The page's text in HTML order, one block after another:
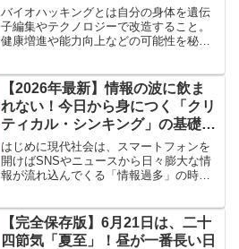
から最新技術まで
バイオハッキングとは自分の身体を遺伝
子編集やテクノロジーで改造すること。
健康増進や能力向上などの可能性を秘め
【2026年最新】情報の波に飲ま
れない！今日から身につく「クリ
ティカル・シンキング」の基礎と
実践法
はじめに現代社会は、スマートフォンを
開けばSNSやニュースから日々膨大な情
報が流れ込んでくる「情報過多」の時代
のかわからない」と悩んだことはありま
せんか？そんな情報の波...
【完全保存版】6月21日は、二十
四節気「夏至」！昼が一番長い日